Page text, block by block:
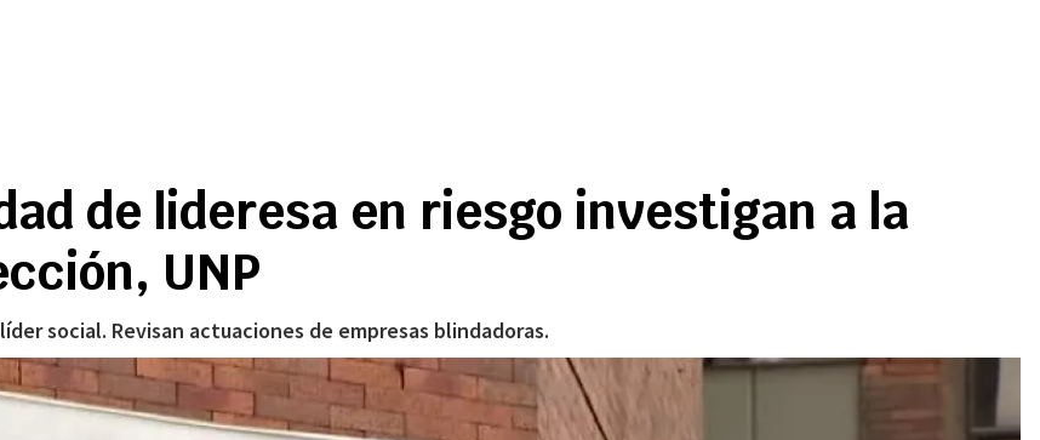
de lideresa en riesgo investigan a la
UNP
social. Revisan actuaciones de empresas blindadoras.